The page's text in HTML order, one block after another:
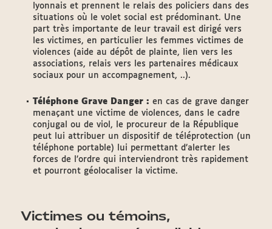
lyonnais et prennent le relais des policiers dans des
situations où le volet social est prédominant. Une
part très importante de leur travail est dirigé vers
les victimes, en particulier les femmes victimes de
violences (aide au dépôt de plainte, lien vers les
associations, relais vers les partenaires médicaux
sociaux pour un accompagnement, ..).
Téléphone Grave Danger : en cas de grave danger
menaçant une victime de violences, dans le cadre
conjugal ou de viol, le procureur de la République
peut lui attribuer un dispositif de téléprotection (un
téléphone portable) lui permettant d’alerter les
forces de l’ordre qui interviendront très rapidement
et pourront géolocaliser la victime.
Victimes ou témoins,